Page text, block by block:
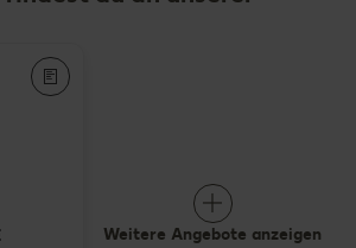
Weitere Angebote anzeigen